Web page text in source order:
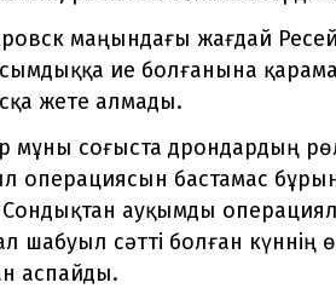
маңындағы жағдай
ие болғанына
жете алмады.
мұны соғыста дрондардың
операциясын бастамас
ауқымды
шабуыл сәтті болған күннің
аспайды.